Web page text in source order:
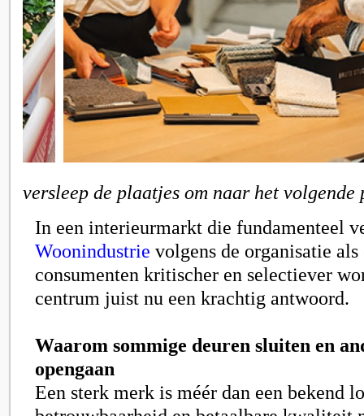
versleep de plaatjes om naar het
In een interieurmarkt die fundamenteel
Woonindustrie volgens de organisatie
consumenten kritischer en selectiever
centrum juist nu een krachtig antwoord.
Waarom sommige deuren sluiten en
opengaan
Een sterk merk is méér dan een bekend